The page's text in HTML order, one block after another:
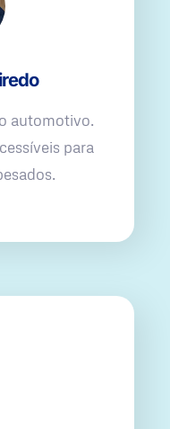
automotivo.
para